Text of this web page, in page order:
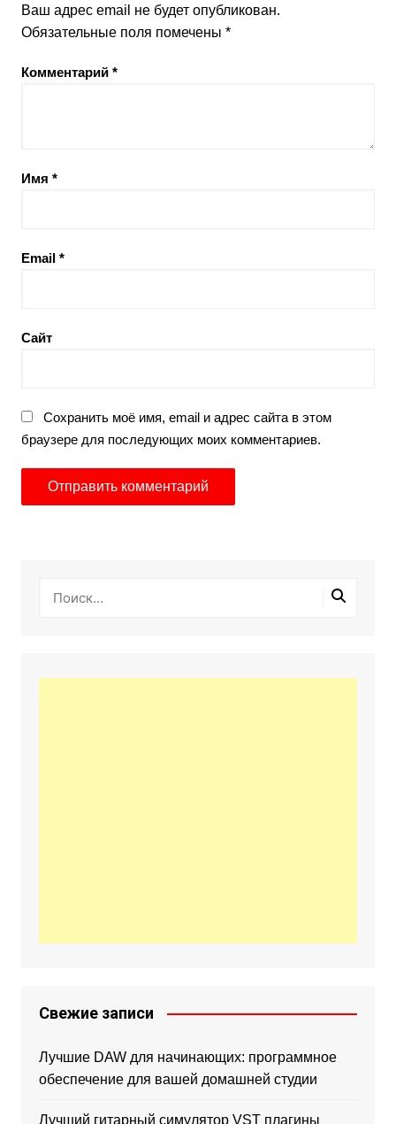
Ваш адрес email не будет опубликован.
Обязательные поля помечены *
Комментарий *
Имя *
Email *
Сайт
Сохранить моё имя, email и адрес сайта в этом
браузере для последующих моих комментариев.
Свежие записи
Лучшие DAW для начинающих: программное
обеспечение для вашей домашней студии
Лучший гитарный симулятор VST плагины